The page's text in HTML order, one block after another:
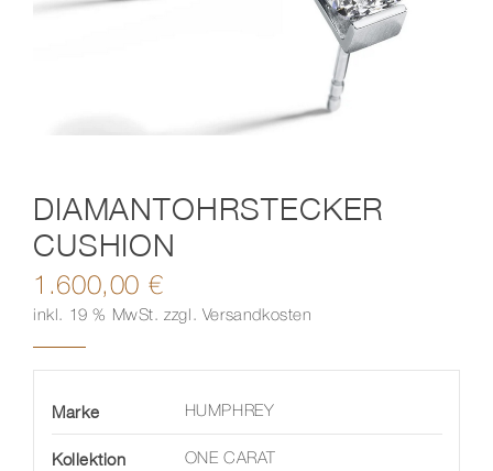
DIAMANTOHRSTECKER
CUSHION
1.600,00 €
inkl. 19 % MwSt. zzgl. Versandkosten
Marke HUMPHREY
Kollektion ONE CARAT